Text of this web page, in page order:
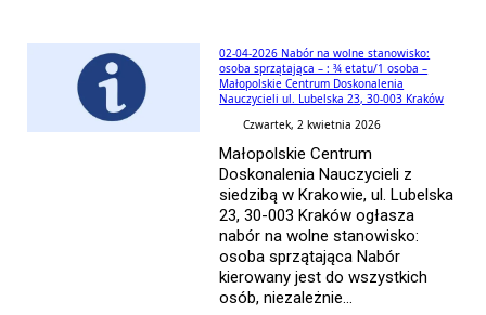
02-04-2026 Nabór na wolne stanowisko:
osoba sprzątająca – : ¾ etatu/1 osoba –
Małopolskie Centrum Doskonalenia
Nauczycieli ul. Lubelska 23, 30-003 Kraków
Czwartek, 2 kwietnia 2026
Małopolskie Centrum
Doskonalenia Nauczycieli z
siedzibą w Krakowie, ul. Lubelska
23, 30-003 Kraków ogłasza
nabór na wolne stanowisko:
osoba sprzątająca Nabór
kierowany jest do wszystkich
osób, niezależnie...